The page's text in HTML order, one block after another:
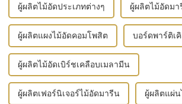
ผู้ผลิตไม้อัดประเภทต่างๆ ผู้ผลิตไม้อัดมา
ผู้ผลิตแผงไม้อัดคอมโพสิต บอร์ดพาร์ติเ
ผู้ผลิตไม้อัดเบิร์ชเคลือบเมลามีน
ผู้ผลิตเฟอร์นิเจอร์ไม้อัดมารีน ผู้ผลิตแผ่น